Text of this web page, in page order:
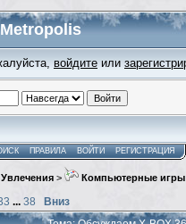
войдите или
ПРАВИЛА ВОЙТИ РЕГИСТРАЦИЯ
Увлечения > Компьютерные игры
... 38 Вниз